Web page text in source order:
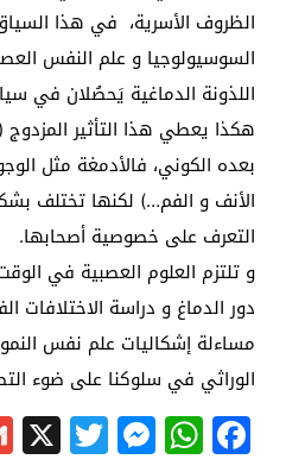
الظروف الأسرية، في هذا
السوسيولوجيا و علم النفس
اللذونة الدماغية يَحصُلان في
هكذا يعطي هذا التأثير المزدوج
بعده الكوني، فالأدمغة مثل
الأنف و الفم…) لكنها تختلف
التعرف على خصوصية أصحابها.
و تلتزم العلوم العصبية في
دور الدماغ و دراسة الاختلافات
مساءلة إشكاليات علم نفس
الوراثي في سلوكنا على ضوء
Facebook